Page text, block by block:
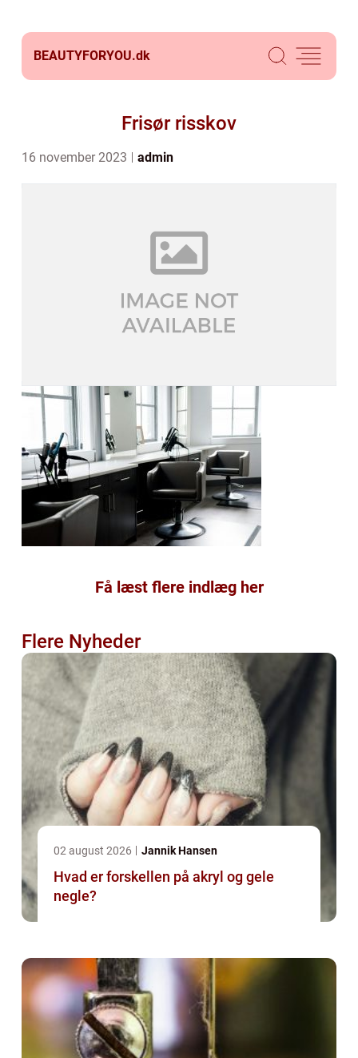
BEAUTYFORYOU.dk
Frisør risskov
16 november 2023 admin
Få læst flere indlæg her
Flere Nyheder
02 august 2026 Jannik Hansen
Hvad er forskellen på akryl og gele
negle?